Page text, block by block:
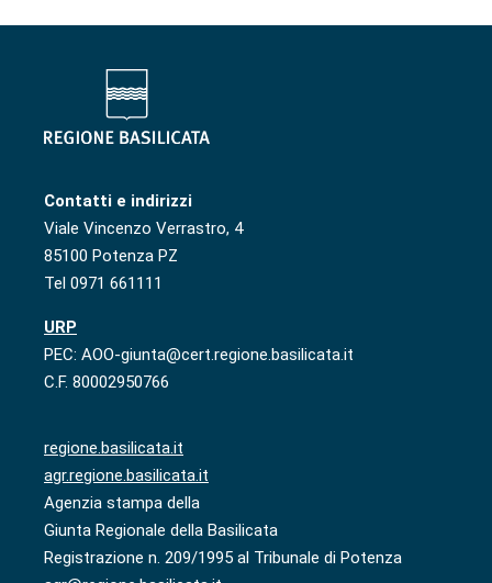
Contatti e indirizzi
Viale Vincenzo Verrastro, 4
85100 Potenza PZ
Tel 0971 661111
URP
PEC: AOO-giunta@cert.regione.basilicata.it
C.F. 80002950766
regione.basilicata.it
agr.regione.basilicata.it
Agenzia stampa della
Giunta Regionale della Basilicata
Registrazione n. 209/1995 al Tribunale di Potenza